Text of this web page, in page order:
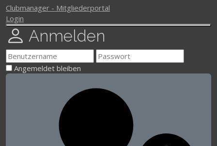
Clubmanager - Mitgliederportal
Login
Anmelden
Angemeldet bleiben